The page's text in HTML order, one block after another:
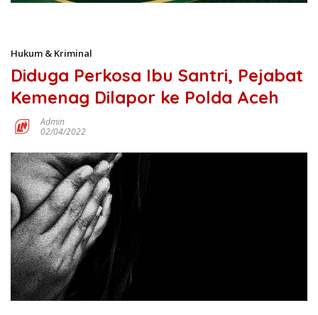
Hukum & Kriminal
Diduga Perkosa Ibu Santri, Pejabat
Kemenag Dilapor ke Polda Aceh
Admin
02/04/2022